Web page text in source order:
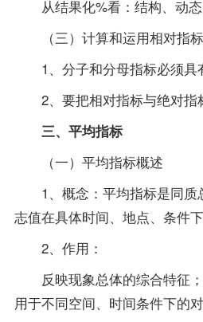
从结果化%看：结构、动态
（三）计算和运用相对指标
1、分子和分母指标必须具
2、要把相对指标与绝对指
三、平均指标
（一）平均指标概述
1、概念：平均指标是同质
志值在具体时间、地点、条件
2、作用：
反映现象总体的综合特征；
用于不同空间、时间条件下的对